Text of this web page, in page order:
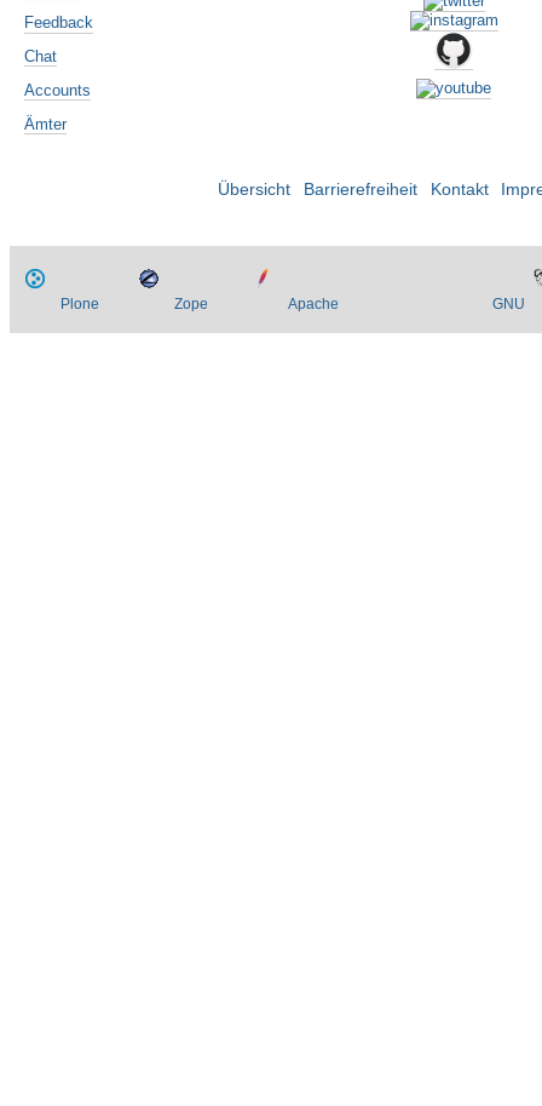
Feedback
Chat
Accounts
Ämter
Übersicht Barrierefreiheit Kontakt
Plone Zope Apache GNU